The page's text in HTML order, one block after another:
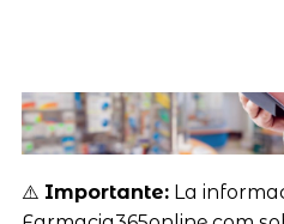
⚠️ Importante:La